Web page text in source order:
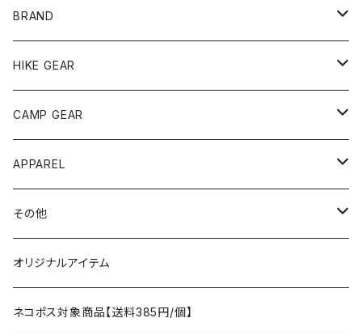
BRAND
andwander
ANOBA
AO COOLERS
asobito
AS2OV
AXESQUIN
HIKE GEAR
テント、シェルター
バックパック
ポーチ／サコッシュ
ストレージ
パッキングアクセサリー
CAMP GEAR
テント、タープ
テント、シェルター
タープ
スリーピングギア
寝袋
マット
テーブル、チェア
テーブル
ランタン、ライト
APPAREL
トップス
ボトムス
アンダーウェア
その他
遊び
フィッシング
ケア用品
オリジナルアイテム
ネコポス対象商品【送料385円/個】